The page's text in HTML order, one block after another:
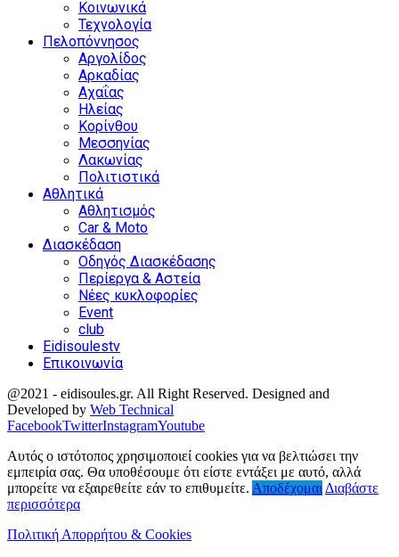
Κοινωνικά
Τεχνολογία
Πελοπόννησος
Αργολίδος
Αρκαδίας
Αχαΐας
Ηλείας
Κορίνθου
Μεσσηνίας
Λακωνίας
Πολιτιστικά
Αθλητικά
Αθλητισμός
Car & Moto
Διασκέδαση
Οδηγός Διασκέδασης
Περίεργα & Αστεία
Νέες κυκλοφορίες
Event
club
Eidisoulestv
Επικοινωνία
@2021 - eidisoules.gr. All Right Reserved. Designed and
Developed by Web Technical
FacebookTwitterInstagramYoutube
Αυτός ο ιστότοπος χρησιμοποιεί cookies για να βελτιώσει την
εμπειρία σας. Θα υποθέσουμε ότι είστε εντάξει με αυτό, αλλά
μπορείτε να εξαιρεθείτε εάν το επιθυμείτε. Αποδέχομαι Διαβάστε
περισσότερα
Πολιτική Απορρήτου & Cookies